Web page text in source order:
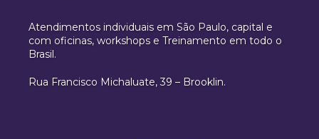
Atendimentos individuais em São Paulo, capital e
com oficinas, workshops e Treinamento em todo o
Brasil.
Rua Francisco Michaluate, 39 – Brooklin.